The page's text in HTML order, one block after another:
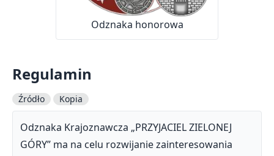
Odznaka honorowa
Regulamin
Źródło Kopia
Odznaka Krajoznawcza „PRZYJACIEL ZIELONEJ
GÓRY” ma na celu rozwijanie zainteresowania